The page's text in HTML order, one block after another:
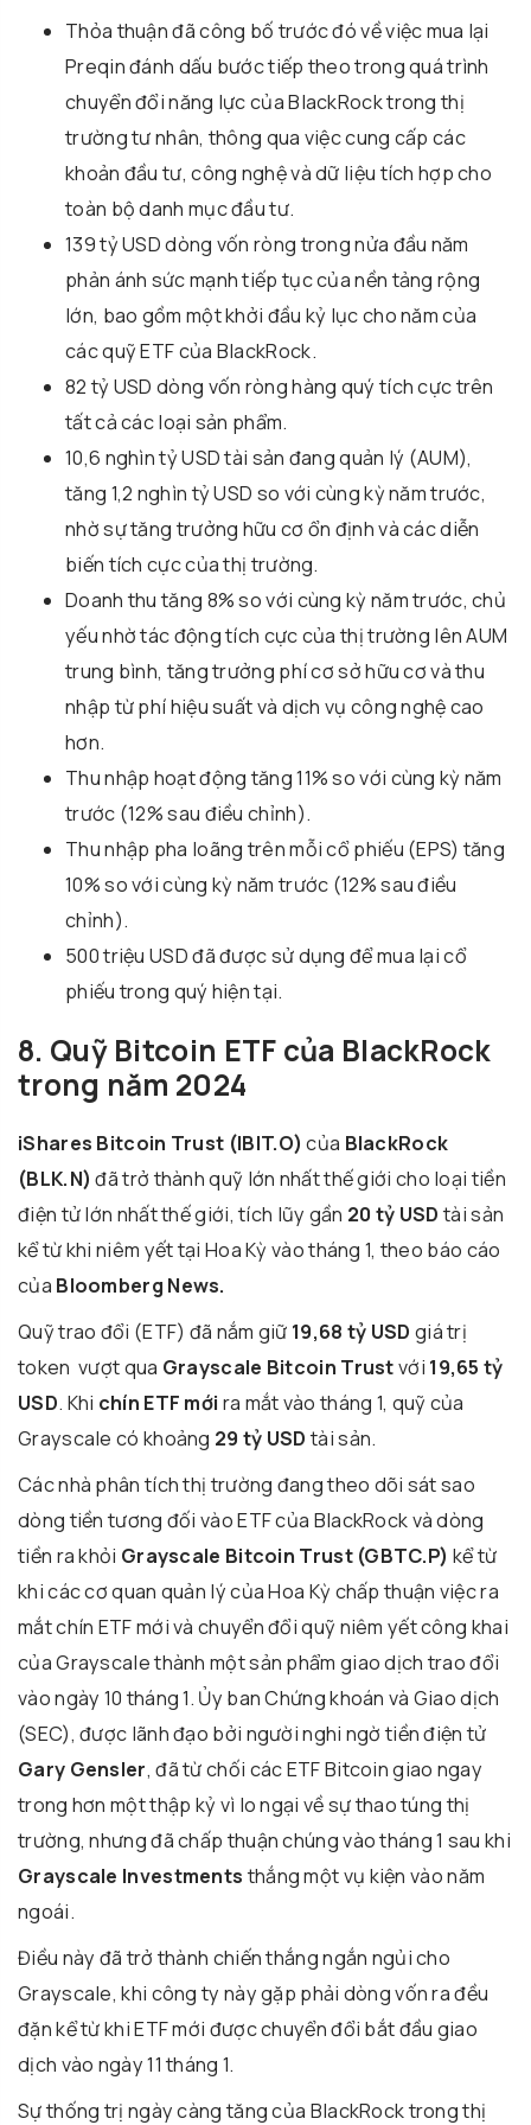
Thỏa thuận đã công bố trước đó về việc mua lại
Preqin đánh dấu bước tiếp theo trong quá trình
chuyển đổi năng lực của BlackRock trong thị
trường tư nhân, thông qua việc cung cấp các
khoản đầu tư, công nghệ và dữ liệu tích hợp cho
toàn bộ danh mục đầu tư.
139 tỷ USD dòng vốn ròng trong nửa đầu năm
phản ánh sức mạnh tiếp tục của nền tảng rộng
lớn, bao gồm một khởi đầu kỷ lục cho năm của
các quỹ ETF của BlackRock.
82 tỷ USD dòng vốn ròng hàng quý tích cực trên
tất cả các loại sản phẩm.
10,6 nghìn tỷ USD tài sản đang quản lý (AUM),
tăng 1,2 nghìn tỷ USD so với cùng kỳ năm trước,
nhờ sự tăng trưởng hữu cơ ổn định và các diễn
biến tích cực của thị trường.
Doanh thu tăng 8% so với cùng kỳ năm trước, chủ
yếu nhờ tác động tích cực của thị trường lên AUM
trung bình, tăng trưởng phí cơ sở hữu cơ và thu
nhập từ phí hiệu suất và dịch vụ công nghệ cao
hơn.
Thu nhập hoạt động tăng 11% so với cùng kỳ năm
trước (12% sau điều chỉnh).
Thu nhập pha loãng trên mỗi cổ phiếu (EPS) tăng
10% so với cùng kỳ năm trước (12% sau điều
chỉnh).
500 triệu USD đã được sử dụng để mua lại cổ
phiếu trong quý hiện tại.
8. Quỹ Bitcoin ETF của BlackRock
trong năm 2024
iShares Bitcoin Trust (IBIT.O) của BlackRock
(BLK.N) đã trở thành quỹ lớn nhất thế giới cho loại tiền
điện tử lớn nhất thế giới, tích lũy gần 20 tỷ USDtài sản
kể từ khi niêm yết tại Hoa Kỳ vào tháng 1, theo báo cáo
của Bloomberg News.
Quỹ trao đổi (ETF) đã nắm giữ 19,68 tỷ USD giá trị
token vượt qua Grayscale Bitcoin Trustvới 19,65 tỷ
USD. Khi chín ETF mới ra mắt vào tháng 1, quỹ của
Grayscale có khoảng 29 tỷ USDtài sản.
Các nhà phân tích thị trường đang theo dõi sát sao
dòng tiền tương đối vào ETF của BlackRock và dòng
tiền ra khỏi Grayscale Bitcoin Trust (GBTC.P) kể từ
khi các cơ quan quản lý của Hoa Kỳ chấp thuận việc ra
mắt chín ETF mới và chuyển đổi quỹ niêm yết công khai
của Grayscale thành một sản phẩm giao dịch trao đổi
vào ngày 10 tháng 1. Ủy ban Chứng khoán và Giao dịch
(SEC), được lãnh đạo bởi người nghi ngờ tiền điện tử
Gary Gensler, đã từ chối các ETF Bitcoin giao ngay
trong hơn một thập kỷ vì lo ngại về sự thao túng thị
trường, nhưng đã chấp thuận chúng vào tháng 1 sau khi
Grayscale Investmentsthắng một vụ kiện vào năm
ngoái.
Điều này đã trở thành chiến thắng ngắn ngủi cho
Grayscale, khi công ty này gặp phải dòng vốn ra đều
đặn kể từ khi ETF mới được chuyển đổi bắt đầu giao
dịch vào ngày 11 tháng 1.
Sự thống trị ngày càng tăng của BlackRock trong thị